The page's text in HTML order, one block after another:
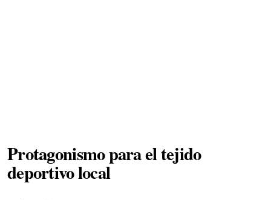
Protagonismo para el tejido
deportivo local